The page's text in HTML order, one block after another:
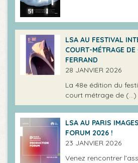
LSA AU FESTIVAL
COURT-MÉTRAGE
FERRAND
28 JANVIER 2026
La 48e édition du
court métrage de (…)
LSA AU PARIS
FORUM 2026 !
23 JANVIER 2026
Venez rencontrer